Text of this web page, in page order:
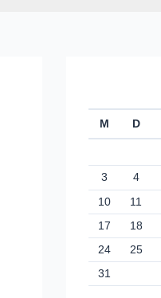
M D
3
4
10
11
17
18
24
25
31